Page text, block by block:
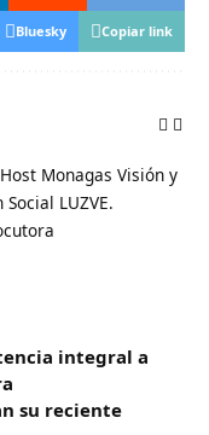
Bluesky Copiar link
Monagas Visión y
LUZVE.
integral a
su reciente